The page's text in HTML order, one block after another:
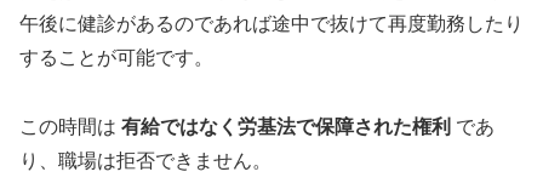
午後に健診があるのであれば途中で抜けて再度勤務したり
することが可能です。
この時間は 有給ではなく労基法で保障された権利 であ
り、職場は拒否できません。